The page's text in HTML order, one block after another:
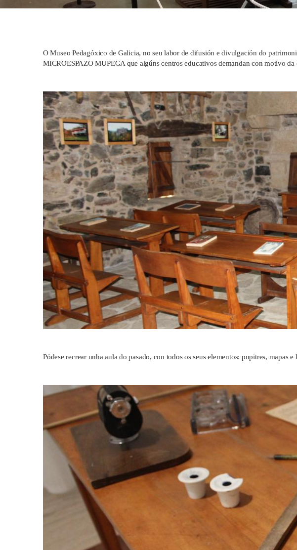
O Museo Pedagóxico de Galicia, no seu labor de difusión e divulgación do
MICROESPAZO MUPEGA que algúns centros educativos demandan con motivo
Pódese recrear unha aula do pasado, con todos os seus elementos: pupitres,